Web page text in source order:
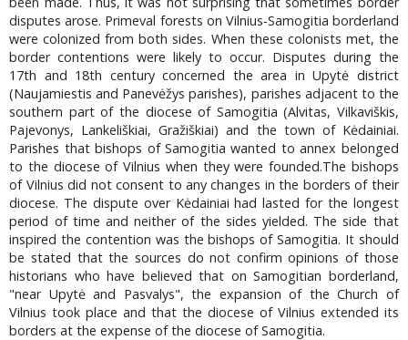
disputes arose. Primeval forests on Vilnius-Samogitia borderland
were colonized from both sides. When these colonists met, the
border contentions were likely to occur. Disputes during the
17th and 18th century concerned the area in Upytė district
(Naujamiestis and Panevėžys parishes), parishes adjacent to the
southern part of the diocese of Samogitia (Alvitas, Vilkaviškis,
Pajevonys, Lankeliškiai, Gražiškiai) and the town of Kėdainiai.
Parishes that bishops of Samogitia wanted to annex belonged
to the diocese of Vilnius when they were founded.The bishops
of Vilnius did not consent to any changes in the borders of their
diocese. The dispute over Kėdainiai had lasted for the longest
period of time and neither of the sides yielded. The side that
inspired the contention was the bishops of Samogitia. It should
be stated that the sources do not confirm opinions of those
historians who have believed that on Samogitian borderland,
"near Upytė and Pasvalys", the expansion of the Church of
Vilnius took place and that the diocese of Vilnius extended its
borders at the expense of the diocese of Samogitia.